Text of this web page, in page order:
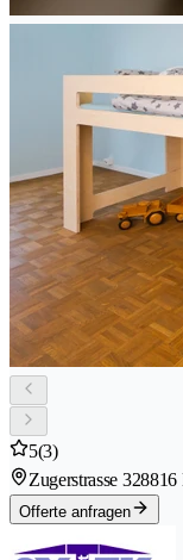
5(3)
Zugerstrasse 328816
Offerte anfragen